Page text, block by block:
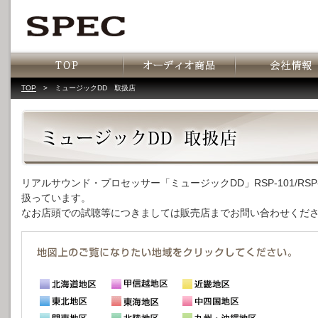
TOP > ミュージックDD 取扱店
リアルサウンド・プロセッサー「ミュージックDD」RSP-101/
扱っています。
なお店頭での試聴等につきましては販売店までお問い合わせくだ